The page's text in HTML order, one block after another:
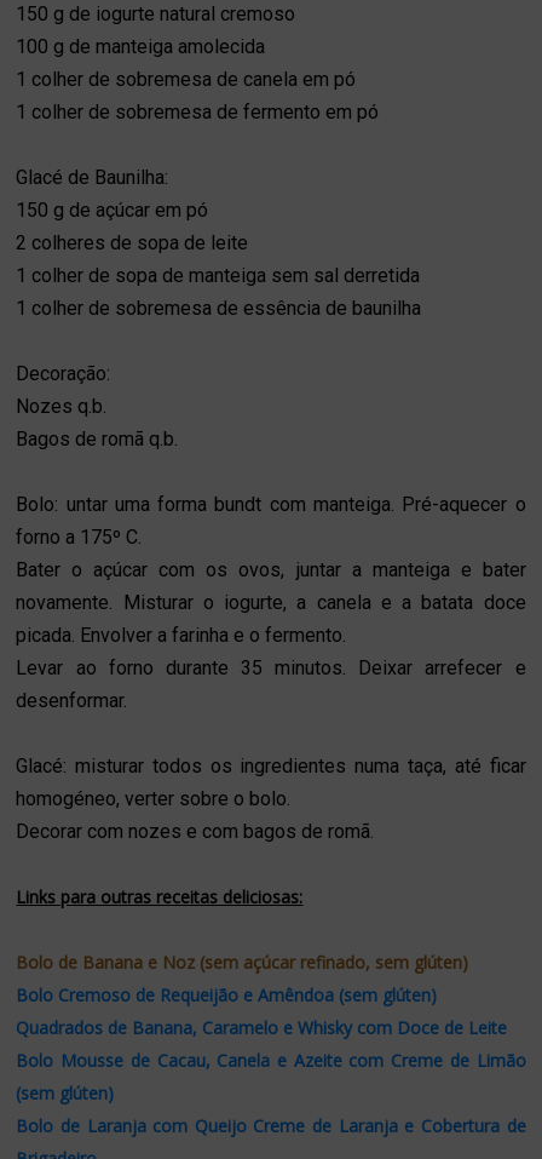
150 g de iogurte natural cremoso
100 g de manteiga amolecida
1 colher de sobremesa de canela em pó
1 colher de sobremesa de fermento em pó
Glacé de Baunilha:
150 g de açúcar em pó
2 colheres de sopa de leite
1 colher de sopa de manteiga sem sal derretida
1 colher de sobremesa de essência de baunilha
Decoração:
Nozes q.b.
Bagos de romã q.b.
Bolo: untar uma forma bundt com manteiga. Pré-aquecer o
forno a 175º C.
Bater o açúcar com os ovos, juntar a manteiga e bater
novamente. Misturar o iogurte, a canela e a batata doce
picada. Envolver a farinha e o fermento.
Levar ao forno durante 35 minutos. Deixar arrefecer e
desenformar.
Glacé: misturar todos os ingredientes numa taça, até ficar
homogéneo, verter sobre o bolo.
Decorar com nozes e com bagos de romã.
Links para outras receitas deliciosas:
Bolo de Banana e Noz (sem açúcar refinado, sem glúten)
Bolo Cremoso de Requeijão e Amêndoa (sem glúten)
Quadrados de Banana, Caramelo e Whisky com Doce de Leite
Bolo Mousse de Cacau, Canela e Azeite com Creme de Limão
(sem glúten)
Bolo de Laranja com Queijo Creme de Laranja e Cobertura de